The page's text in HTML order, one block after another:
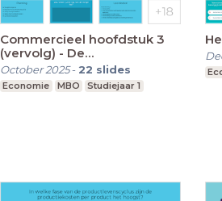
Commercieel hoofdstuk 3
(vervolg) - De
bedrijfsformule
October 2025- 22 slides
Economie MBO Studiejaar 1